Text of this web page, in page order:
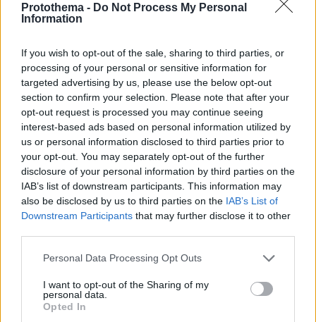
Protothema - Do Not Process My Personal
Information
If you wish to opt-out of the sale, sharing to third parties, or
processing of your personal or sensitive information for
targeted advertising by us, please use the below opt-out
section to confirm your selection. Please note that after your
opt-out request is processed you may continue seeing
interest-based ads based on personal information utilized by
us or personal information disclosed to third parties prior to
your opt-out. You may separately opt-out of the further
disclosure of your personal information by third parties on the
IAB’s list of downstream participants. This information may
also be disclosed by us to third parties on the IAB’s List of
Downstream Participants that may further disclose it to other
Please note that this website/app uses one or more Google
not limited to your visit or usage behaviour. You may click to
grant or deny consent to Google and its third-party tags to
use your data for below specified purposes in below Google
Personal Data Processing Opt Outs
I want to opt-out of the Sharing of my
personal data.
Opted In
Αρης: Τι μάθαμε από το φιλικό με
τον Πανσερραϊκό
09.08.2026, 09:48
ΔΡ ΘΕΟΔΩΡΑ ΠΑΠΑΔΟΠΟΥΛΟΥ ΧΑΜΟΥΖΑ
Απευαισθητοποίηση! Η νέα
παγκόσμια μάστιγα
09.08.2026, 09:36
χώρες το ίδιο
η τουρκική
προκλητικότητα
ήταν το κύριο
πρόβλημα για
την άσκηση των
κυριαρχικών
δικαιωμάτων
της. Για τη
Ρωσία, η
Τουρκία ήταν το
Δύσης που
την επιρροή της
στην ανατολική